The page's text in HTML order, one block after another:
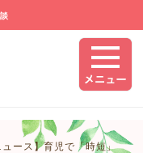
ュース】育児で「時短」